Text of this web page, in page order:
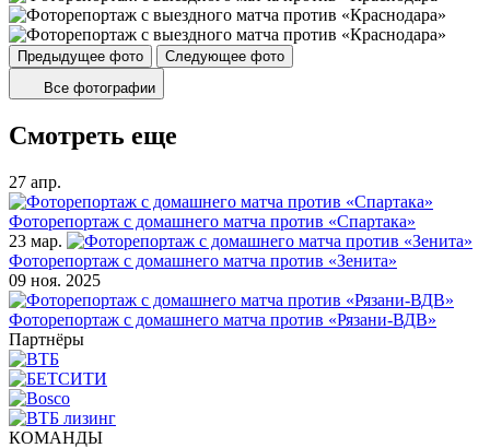
Предыдущее фото
Следующее фото
Все фотографии
Смотреть еще
27 апр.
Фоторепортаж с домашнего матча против «Спартака»
23 мар.
Фоторепортаж с домашнего матча против «Зенита»
09 ноя. 2025
Фоторепортаж с домашнего матча против «Рязани-ВДВ»
Партнёры
КОМАНДЫ